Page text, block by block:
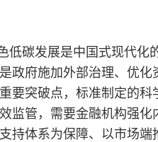
低碳发展是中国式现代化
政府施加外部治理、优
要突破点，标准制定的科
监管，需要金融机构强
持体系为保障、以市场